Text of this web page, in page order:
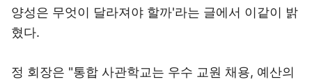
양성은 무엇이 달라져야 할까'라는 글에서 이같이 밝
혔다.
정 회장은 "통합 사관학교는 우수 교원 채용, 예산의